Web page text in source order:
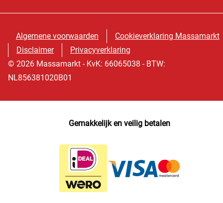
Algemene voorwaarden
Cookieverklaring Massamarkt
Disclaimer
Privacyverklaring
© 2026 Massamarkt - KvK: 66065038 - BTW:
NL856381020B01
Gemakkelijk en veilig betalen